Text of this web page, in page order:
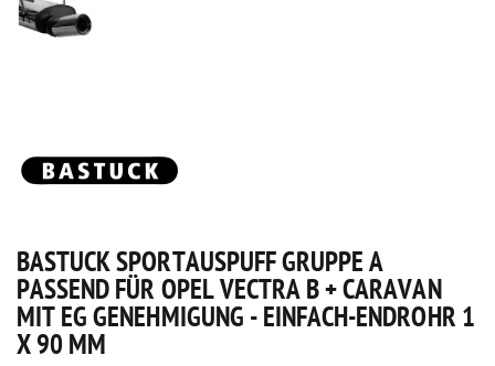
BASTUCK SPORTAUSPUFF GRUPPE A
PASSEND FÜR OPEL VECTRA B + CARAVAN
MIT EG GENEHMIGUNG - EINFACH-ENDROHR 1
X 90 MM